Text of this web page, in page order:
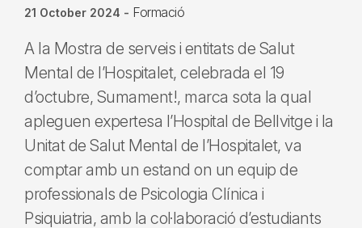
21 October 2024 - Formació
A la Mostra de serveis i entitats de Salut
Mental de l’Hospitalet, celebrada el 19
d’octubre, Sumament!, marca sota la qual
apleguen expertesa l’Hospital de Bellvitge i la
Unitat de Salut Mental de l’Hospitalet, va
comptar amb un estand on un equip de
professionals de Psicologia Clínica i
Psiquiatria, amb la col·laboració d’estudiants